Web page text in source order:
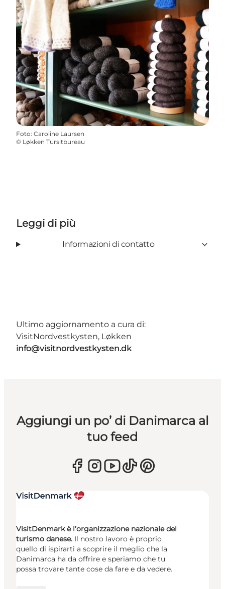
Foto: Caroline Laursen
© Løkken Tursitbureau
Leggi di più
Informazioni di contatto
Ultimo aggiornamento a cura di:
VisitNordvestkysten, Løkken
info@visitnordvestkysten.dk
Aggiungi un po’ di Danimarca al
tuo feed
VisitDenmark è l’organizzazione nazionale del
turismo danese. Il nostro lavoro è proprio
quello di ispirarti a scoprire il meglio che la
Danimarca ha da offrire e speriamo che tu
possa trovare tante cose da fare e da vedere.